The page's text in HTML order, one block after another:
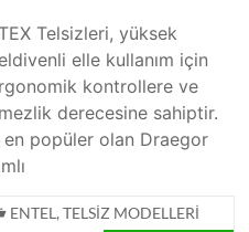
Telsizleri, yüksek
elle kullanım için
kontrollere ve
derecesine sahiptir.
popüler olan Draegor
ENTEL ,TELSİZ MODELLERİ